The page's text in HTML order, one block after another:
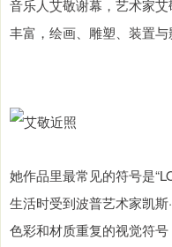
音乐人艾敬谢幕，艺术家
丰富，绘画、雕塑、装置与
她作品里最常见的符号是
生活时受到波普艺术家凯斯
色彩和材质重复的视觉符